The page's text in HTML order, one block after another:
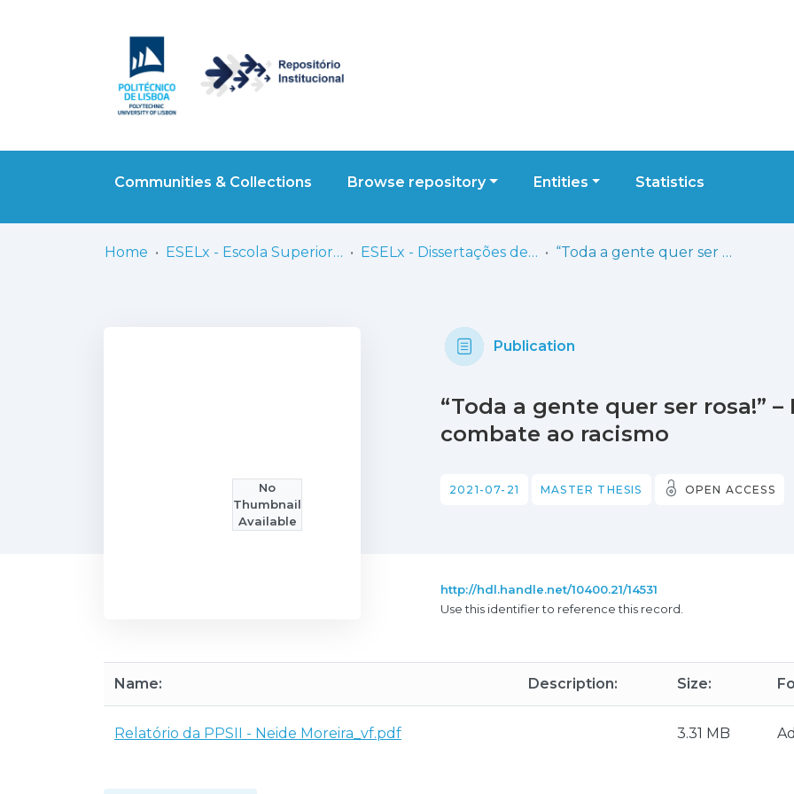
Communities & Collections Browse repository Entities Statistics
Home ESELx - Escola Superior de Educação de Lisboa ESELx - Dissertações de Mestrado “Toda a gente quer ser rosa!” – Práticas institucionais de combate ao racismo
No
Thumbnail
Available
Publication
“Toda a gente quer ser rosa!”
combate ao racismo
2021-07-21 MASTER THESIS OPEN ACCESS
http://hdl.handle.net/10400.21/14531
Use this identifier to reference this record.
Name: Description: Size:
Relatório da PPSII - Neide Moreira_vf.pdf 3.31 MB